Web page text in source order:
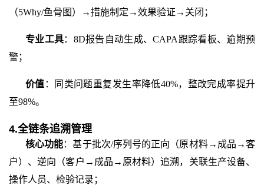
（5Why/鱼骨图）→措施制定→效果验证→关闭；
专业工具： 8D报告自动生成、CAPA跟踪看板、逾期预
警；
价值 ：同类问题重复发生率降低40%，整改完成率提升
至98%。
4.全链条追溯管理
核心功能：基于批次/序列号的正向（原材料→成品→客
户）、逆向（客户→成品→原材料）追溯，关联生产设备、
操作人员、检验记录；